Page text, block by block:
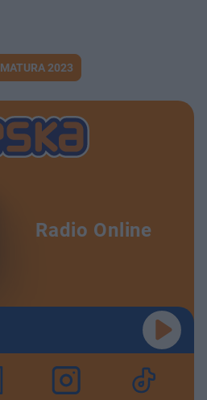
MATURA 2023
Radio Online